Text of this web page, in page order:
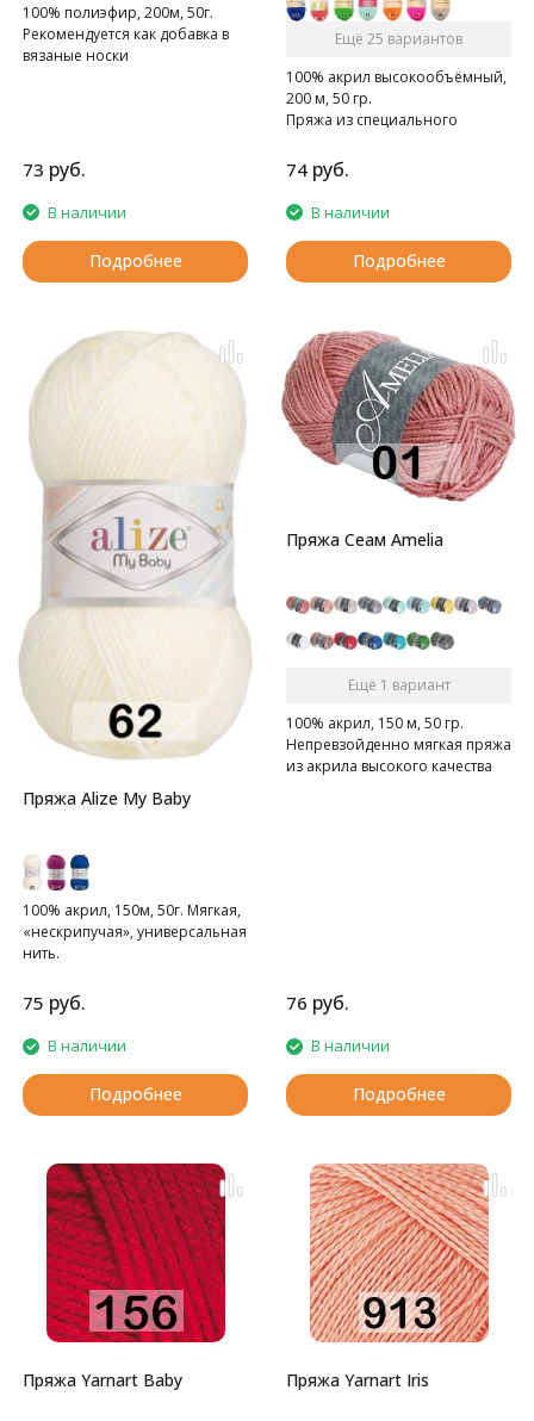
100% полиэфир, 200м, 50г.
Рекомендуется как добавка в
вязаные носки
73 руб.
В наличии
Подробнее
Ещё 25 вариантов
100% акрил высокообъёмный,
200 м, 50 гр.
Пряжа из специального
74 руб.
В наличии
Подробнее
Пряжа Alize My Baby
100% акрил, 150м, 50г. Мягкая,
«нескрипучая», универсальная
нить.
75 руб.
В наличии
Подробнее
Пряжа Сеам Amelia
Ещё 1 вариант
100% акрил, 150 м, 50 гр.
Непревзойденно мягкая пряжа
из акрила высокого качества
76 руб.
В наличии
Подробнее
Пряжа Yarnart Baby Пряжа Yarnart Iris